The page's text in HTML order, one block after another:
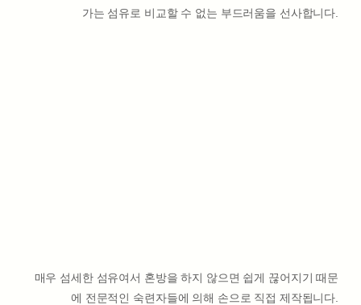
가는 섬유로 비교할 수 없는 부드러움을 선사합니다.
매우 섬세한 섬유여서 혼방을 하지 않으면 쉽게 끊어지기 때문
에 전문적인 숙련자들에 의해 손으로 직접 제작됩니다.